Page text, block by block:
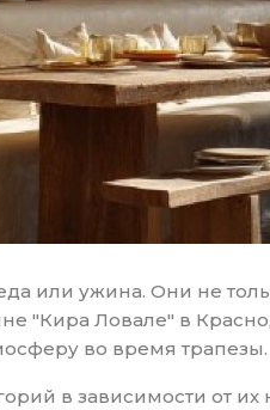
или ужина. Они не
"Кира Ловале" в
во время трапезы.
в зависимости от их